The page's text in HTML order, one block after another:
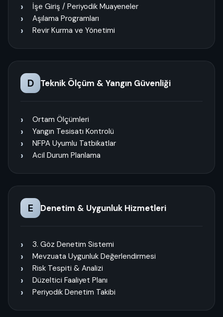
İşe Giriş / Periyodik Muayeneler
Aşılama Programları
Revir Kurma ve Yönetimi
D Teknik Ölçüm & Yangın Güvenliği
Ortam Ölçümleri
Yangın Tesisatı Kontrolü
NFPA Uyumlu Tatbikatlar
Acil Durum Planlama
E Denetim & Uygunluk Hizmetleri
3. Göz Denetim Sistemi
Mevzuata Uygunluk Değerlendirmesi
Risk Tespiti & Analizi
Düzeltici Faaliyet Planı
Periyodik Denetim Takibi